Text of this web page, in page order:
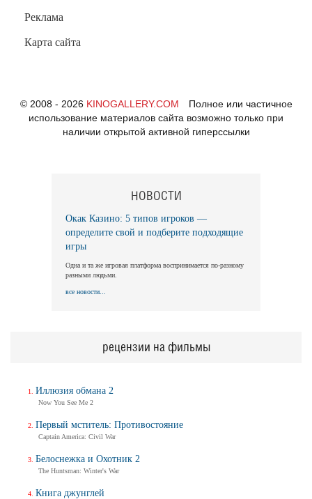
НОВОСТИ
Окак Казино: 5 типов игроков —
определите свой и подберите подходящие
игры
Одна и та же игровая платформа воспринимается по-разному
разными людьми.
все новости...
рецензии на фильмы
Иллюзия обмана 2
Now You See Me 2
Первый мститель: Противостояние
Captain America: Civil War
Белоснежка и Охотник 2
The Huntsman: Winter's War
Книга джунглей
Реклама
Карта сайта
© 2008 - 2026 KINOGALLERY.COM
Полное или частичное
использование материалов сайта возможно только при
наличии открытой активной гиперссылки